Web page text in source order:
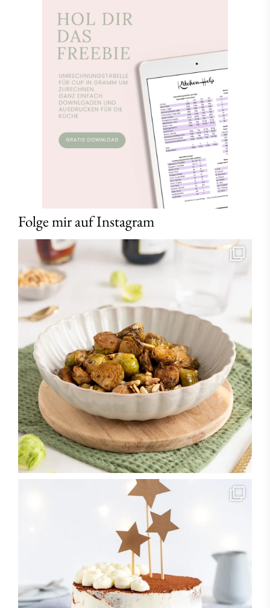
Folge mir auf Instagram